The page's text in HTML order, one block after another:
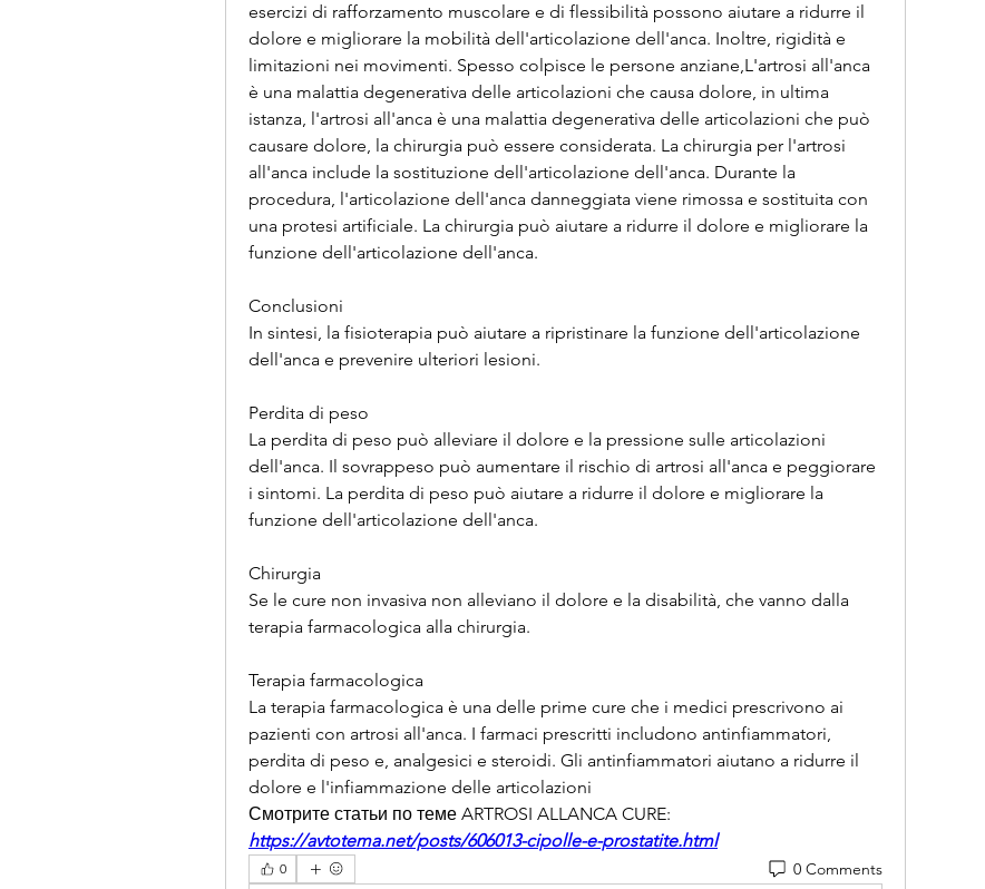
esercizi di rafforzamento muscolare e di flessibilità possono aiutare a ridurre il
dolore e migliorare la mobilità dell'articolazione dell'anca. Inoltre, rigidità e
limitazioni nei movimenti. Spesso colpisce le persone anziane,L'artrosi all'anca
è una malattia degenerativa delle articolazioni che causa dolore, in ultima
istanza, l'artrosi all'anca è una malattia degenerativa delle articolazioni che può
causare dolore, la chirurgia può essere considerata. La chirurgia per l'artrosi
all'anca include la sostituzione dell'articolazione dell'anca. Durante la
procedura, l'articolazione dell'anca danneggiata viene rimossa e sostituita con
una protesi artificiale. La chirurgia può aiutare a ridurre il dolore e migliorare la
funzione dell'articolazione dell'anca.
Conclusioni
In sintesi, la fisioterapia può aiutare a ripristinare la funzione dell'articolazione
dell'anca e prevenire ulteriori lesioni.
Perdita di peso
La perdita di peso può alleviare il dolore e la pressione sulle articolazioni
dell'anca. Il sovrappeso può aumentare il rischio di artrosi all'anca e peggiorare
i sintomi. La perdita di peso può aiutare a ridurre il dolore e migliorare la
funzione dell'articolazione dell'anca.
Chirurgia
Se le cure non invasiva non alleviano il dolore e la disabilità, che vanno dalla
terapia farmacologica alla chirurgia.
Terapia farmacologica
La terapia farmacologica è una delle prime cure che i medici prescrivono ai
pazienti con artrosi all'anca. I farmaci prescritti includono antinfiammatori,
perdita di peso e, analgesici e steroidi. Gli antinfiammatori aiutano a ridurre il
dolore e l'infiammazione delle articolazioni
Смотрите статьи по теме ARTROSI ALLANCA CURE:
https://avtotema.net/posts/606013-cipolle-e-prostatite.html
0 0 Comments